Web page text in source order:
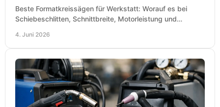
Beste Formatkreissägen für Werkstatt: Worauf es bei
Schiebeschlitten, Schnittbreite, Motorleistung und
4. Juni 2026